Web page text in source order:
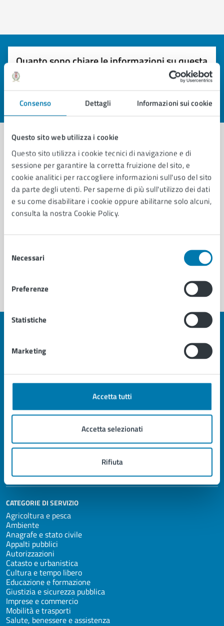
Consenso Dettagli Informazioni sui cookie
Questo sito web utilizza i cookie
Questo sito utilizza i cookie tecnici di navigazione e di
sessione per garantire la corretta fruizione del sito, e
cookie analitici per raccogliere informazioni sull'uso del sito
da parte degli utenti. Per saperne di più sull'utilizzo dei dati
e su come disabilitare i cookie oppure abilitarne solo alcuni,
consulta la nostra Cookie Policy.
delNecessari
Preferenze
Statistiche
Marketing
Accetta tutti
Accetta selezionati
Rifiuta
Quanto sono chiare le informazioni su questa
pagina?
Valuta 5 stelle su 5
Valuta 4 stelle su 5
Valuta 3 stelle su 5
Valuta 2 stelle su 5
Valuta 1 stelle su 5
Contatta il comune
Leggi le domande frequenti
Richiedi assistenza
Organi di governo
Enti e fondazioni
Politici
CATEGORIE DI SERVIZIO
Agricoltura e pesca
Ambiente
Anagrafe e stato civile
Appalti pubblici
Autorizzazioni
Catasto e urbanistica
Cultura e tempo libero
Educazione e formazione
Giustizia e sicurezza pubblica
Imprese e commercio
Mobilità e trasporti
Salute, benessere e assistenza